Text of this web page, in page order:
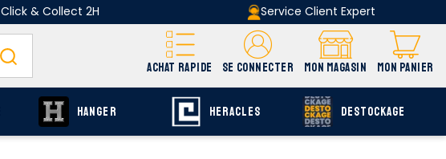
Click & Collect 2H Service Client Expert
ACHAT RAPIDE SE CONNECTER MON MAGASIN MON PANIER
HANGER HERACLES DESTOCKAGE